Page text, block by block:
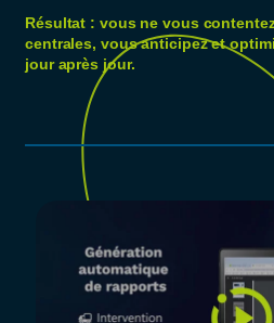
Résultat : vous ne vous
centrales, vous anticipez et
jour après jour.